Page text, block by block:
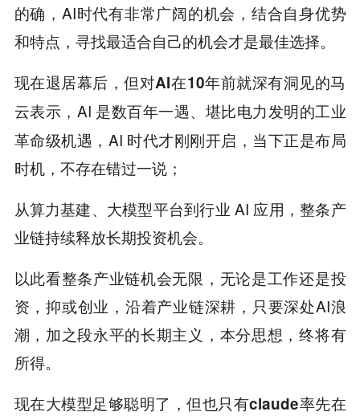
的确，AI时代有非常广阔的机会，结合自身优势
和特点，寻找最适合自己的机会才是最佳选择。
现在退居幕后，但对AI在10年前就深有洞见的马
云表示 ，AI 是数百年一遇、堪比电力发明的工业
革命级机遇，AI 时代才刚刚开启，当下正是布局
时机，不存在错过一说；
从算力基建、大模型平台到行业 AI 应用，整条产
业链持续释放长期投资机会。
以此看整条产业链机会无限，无论是工作还是投
资，抑或创业，沿着产业链深耕，只要深处AI浪
潮，加之段永平的长期主义，本分思想，终将有
所得。
现在大模型足够聪明了， 但也只有claude率先在